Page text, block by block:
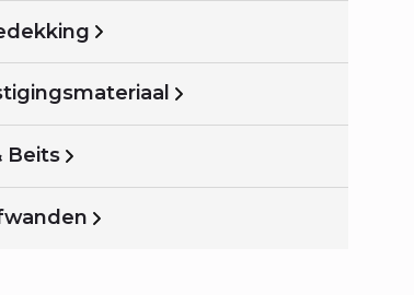
Beits